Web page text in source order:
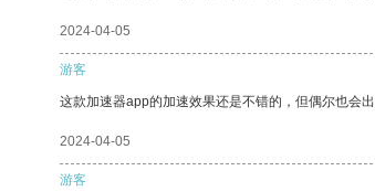
2024-04-05
游客
这款加速器app的加速效果还是不错的，但偶尔也会
2024-04-05
游客